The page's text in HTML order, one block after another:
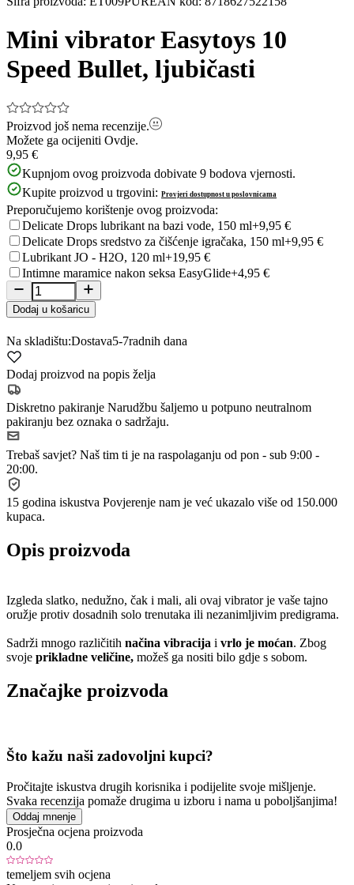
of
Mini vibrator Easytoys 10
Speed Bullet, ljubičasti
Proizvod još nema recenzije.
Možete ga ocijeniti Ovdje.
9,95 €
Kupnjom ovog proizvoda dobivate 9 bodova vjernosti.
Kupite proizvod u trgovini: Provjeri dostupnost u poslovnicama
Preporučujemo korištenje ovog proizvoda:
Delicate Drops lubrikant na bazi vode, 150 ml+9,95 €
Delicate Drops sredstvo za čišćenje igračaka, 150 ml+9,95 €
Lubrikant JO - H2O, 120 ml+19,95 €
Intimne maramice nakon seksa EasyGlide+4,95 €
Dodaj u košaricu
Na skladištu:Dostava5-7radnih dana
Dodaj proizvod na popis želja
Diskretno pakiranje Narudžbu šaljemo u potpuno neutralnom
pakiranju bez oznaka o sadržaju.
Trebaš savjet? Naš tim ti je na raspolaganju od pon - sub 9:00 -
20:00.
15 godina iskustva Povjerenje nam je već ukazalo više od 150.000
kupaca.
Opis proizvoda
Izgleda slatko, nedužno, čak i mali, ali ovaj vibrator je vaše tajno
oružje protiv dosadnih solo trenutaka ili nezanimljivim predigrama.
Sadrži mnogo različitih načina vibracija i vrlo je moćan. Zbog
svoje prikladne veličine, možeš ga nositi bilo gdje s sobom.
Značajke proizvoda
Što kažu naši zadovoljni kupci?
Pročitajte iskustva drugih korisnika i podijelite svoje mišljenje.
Svaka recenzija pomaže drugima u izboru i nama u poboljšanjima!
Oddaj mnenje
Prosječna ocjena proizvoda
0.0
temeljem svih ocjena